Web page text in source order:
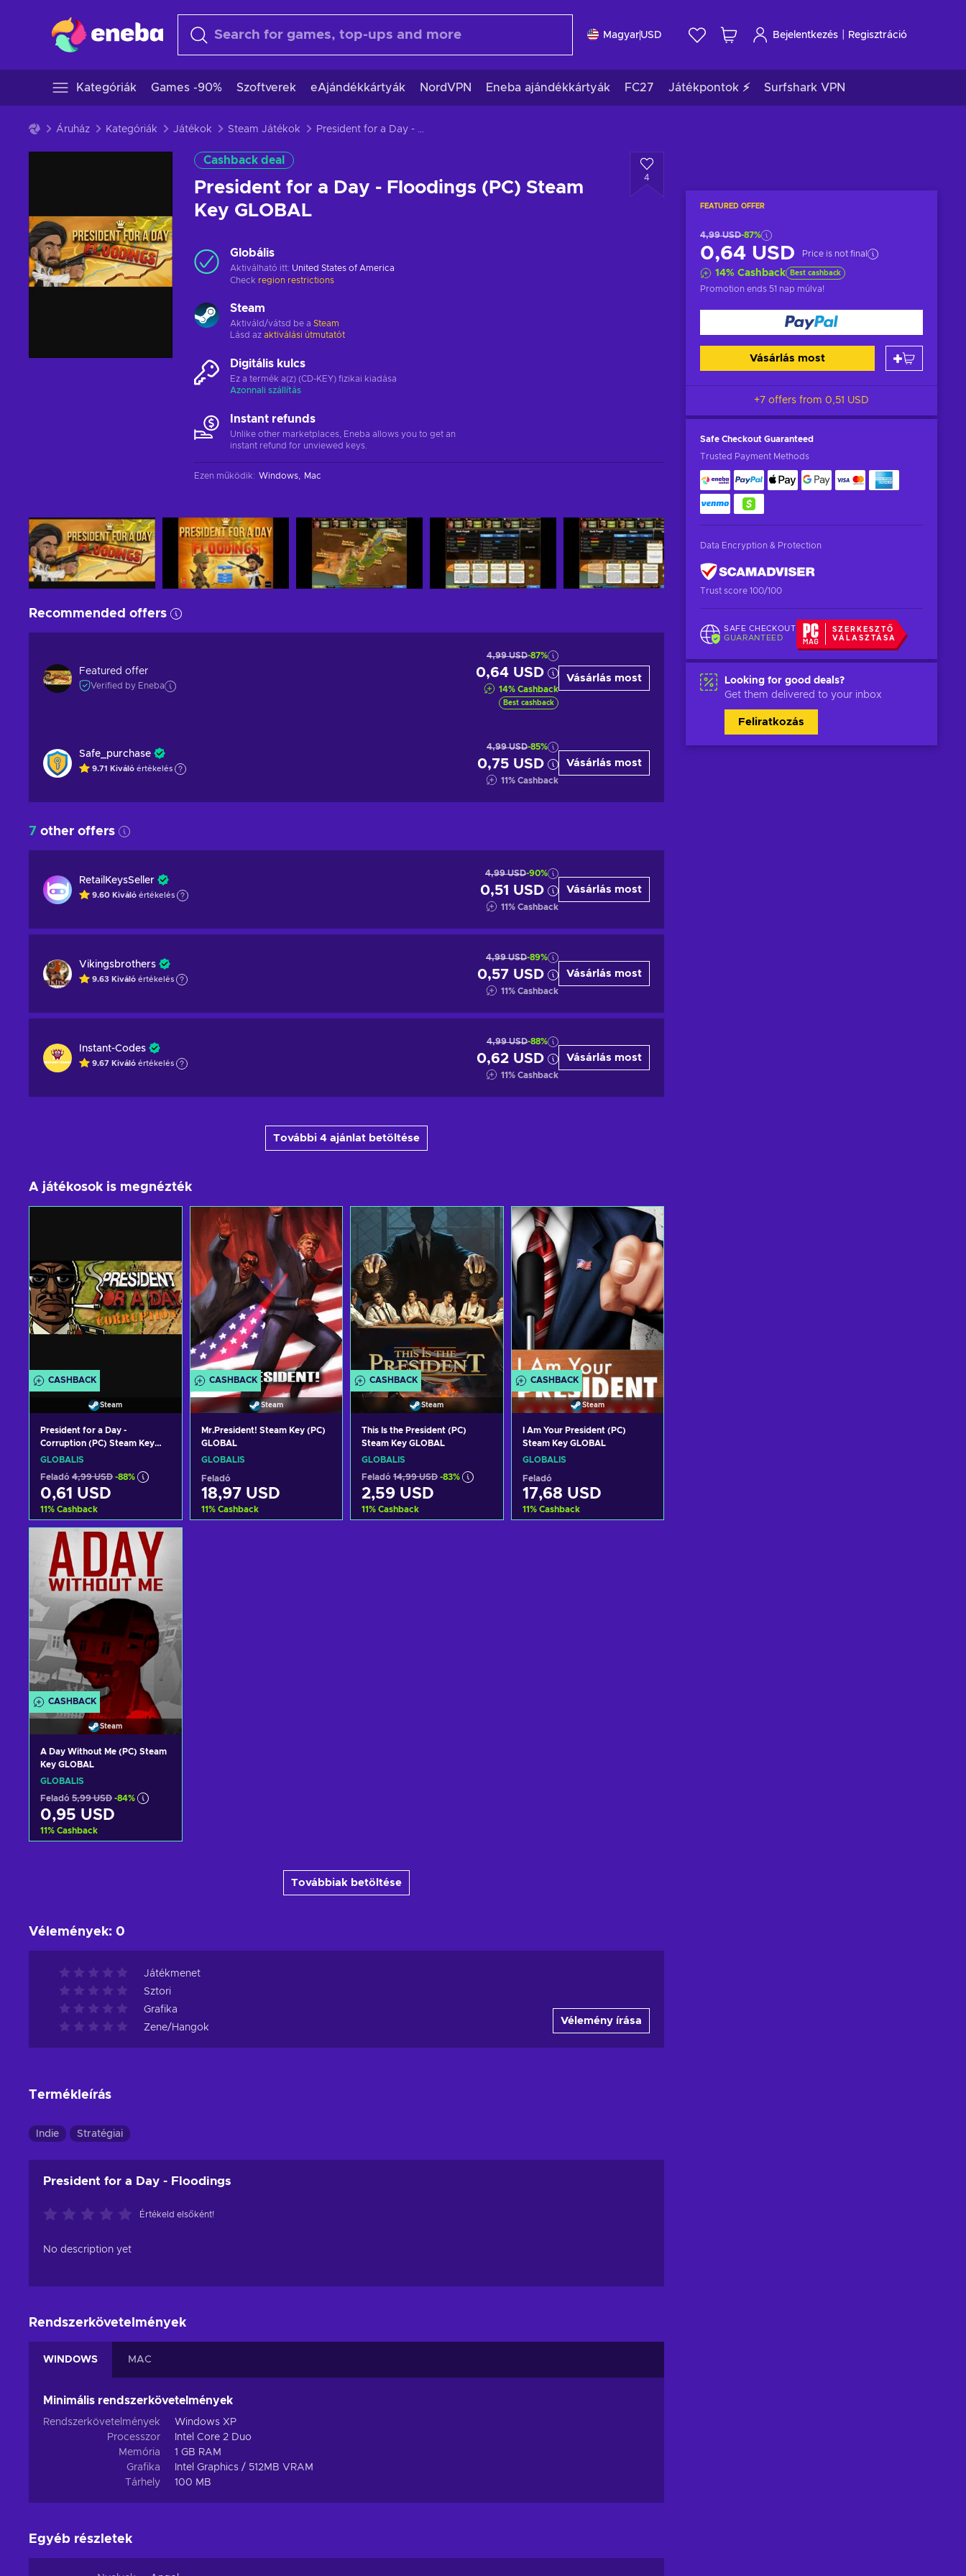
MagyarUSD Bejelentkezés Regisztráció
Kategóriák Games -90% Szoftverek eAjándékkártyák NordVPN Eneba ajándékkártyák FC27 Játékpontok ⚡ Surfshark VPN
Áruház Kategóriák Játékok Steam Játékok President for a Day - Floodings (PC) Steam Key GLOBAL
Cashback deal
President for a Day - Floodings (PC) Steam
Key GLOBAL
4
FEATURED OFFER
4,99 USD-87%
0,64 USD Price is not final
14% Cashback Best cashback
Promotion ends 51 nap múlva!
Vásárlás most
+7 offers from 0,51 USD
Safe Checkout Guaranteed
Trusted Payment Methods
Data Encryption & Protection
Trust score 100/100
SAFE CHECKOUT
GUARANTEED
SZERKESZTŐ
VÁLASZTÁSA
Looking for good deals?
Get them delivered to your inbox
Feliratkozás
Globális
Aktiválható itt: United States of America
Check region restrictions
Steam
Aktiváld/vátsd be a Steam
Lásd az aktiválási útmutatót
Digitális kulcs
Ez a termék a(z) (CD-KEY) fizikai kiadása
Azonnali szállítás
Instant refunds
Unlike other marketplaces, Eneba allows you to get an
instant refund for unviewed keys.
Ezen működik: Windows Mac
Recommended offers
Featured offer
Verified by Eneba
4,99 USD-87%
0,64 USD
14% Cashback
Best cashback
Vásárlás most
Safe_purchase
9.71 Kiváló értékelés
4,99 USD-85%
0,75 USD
11% Cashback
Vásárlás most
7 other offers
RetailKeysSeller
9.60 Kiváló értékelés
4,99 USD-90%
0,51 USD
11% Cashback
Vásárlás most
Vikingsbrothers
9.63 Kiváló értékelés
4,99 USD-89%
0,57 USD
11% Cashback
Vásárlás most
Instant-Codes
9.67 Kiváló értékelés
4,99 USD-88%
0,62 USD
11% Cashback
Vásárlás most
További 4 ajánlat betöltése
A játékosok is megnézték
CASHBACK
Steam
President for a Day -
Corruption (PC) Steam Key
GLOBAL
GLOBÁLIS
Feladó 4,99 USD -88%
0,61 USD
11% Cashback
Kosárba
View offers
CASHBACK
Steam
Mr.President! Steam Key (PC)
GLOBAL
GLOBÁLIS
Feladó
18,97 USD
11% Cashback
CASHBACK
Steam
This Is the President (PC)
Steam Key GLOBAL
GLOBÁLIS
Feladó 14,99 USD -83%
2,59 USD
11% Cashback
CASHBACK
Steam
I Am Your President (PC)
Steam Key GLOBAL
GLOBÁLIS
Feladó
17,68 USD
11% Cashback
CASHBACK
Steam
A Day Without Me (PC) Steam
Key GLOBAL
GLOBÁLIS
Feladó 5,99 USD -84%
0,95 USD
11% Cashback
Továbbiak betöltése
Vélemények: 0
Játékmenet
Sztori
Grafika
Zene/Hangok
Vélemény írása
Termékleírás
Indie Stratégiai
President for a Day - Floodings
Értékeld elsőként!
No description yet
Rendszerkövetelmények
WINDOWS MAC
Minimális rendszerkövetelmények
Rendszerkövetelmények
Windows XP
Processzor
Intel Core 2 Duo
Memória
1 GB RAM
Grafika
Intel Graphics / 512MB VRAM
Tárhely
100 MB
Egyéb részletek